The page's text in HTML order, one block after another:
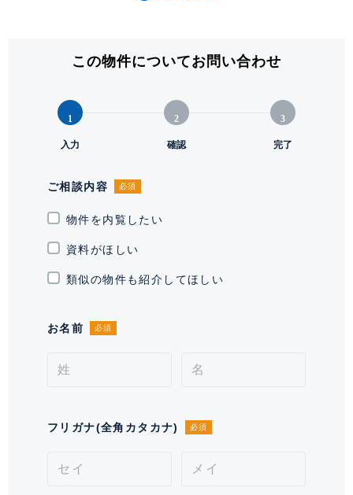
階建 / 所在階 地上3階 地下1階建 / 1階部分
構造 / 総戸数 鉄筋コンクリート造 / 38戸
2001年1月
敷地権利 所有権
空室
引渡時期 相談
管理 / 勤務形態 全部委託 / 日勤管理
わせください。
この物件についてお問い合わせ
1
入力
2
確認
3
完了
ご相談内容 必須
物件を内覧したい
資料がほしい
類似の物件も紹介してほしい
お名前 必須
フリガナ(全角カタカナ) 必須